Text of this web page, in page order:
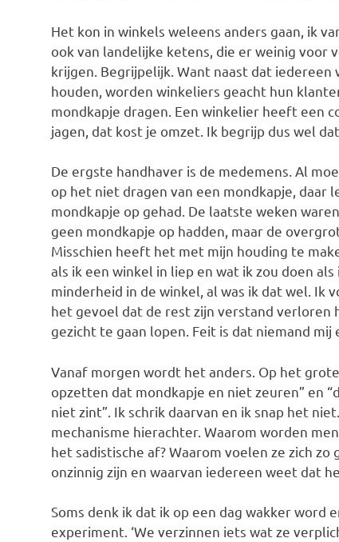
Het kon in winkels weleens anders gaan, ik
ook van landelijke ketens, die er weinig voor
krijgen. Begrijpelijk. Want naast dat
houden, worden winkeliers geacht hun
mondkapje dragen. Een winkelier heeft een
jagen, dat kost je omzet. Ik begrijp dus wel
De ergste handhaver is de medemens. Al
op het niet dragen van een mondkapje, daar
mondkapje op gehad. De laatste weken
geen mondkapje op hadden, maar de
Misschien heeft het met mijn houding te
als ik een winkel in liep en wat ik zou doen
minderheid in de winkel, al was ik dat wel. Ik
het gevoel dat de rest zijn verstand verloren
gezicht te gaan lopen. Feit is dat niemand
Vanaf morgen wordt het anders. Op het
opzetten dat mondkapje en niet zeuren” en
niet zint”. Ik schrik daarvan en ik snap het
mechanisme hierachter. Waarom worden
het sadistische af? Waarom voelen ze zich
onzinnig zijn en waarvan iedereen weet dat
Soms denk ik dat ik op een dag wakker word
experiment. ‘We verzinnen iets wat ze